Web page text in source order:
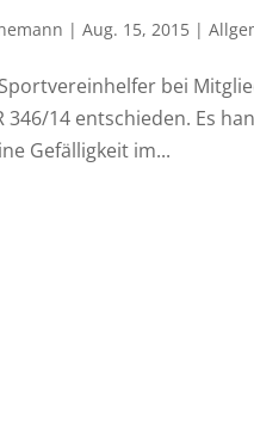
|Aug. 15, 2015 |
bei
346/14 entschieden. Es
Gefälligkeit im...